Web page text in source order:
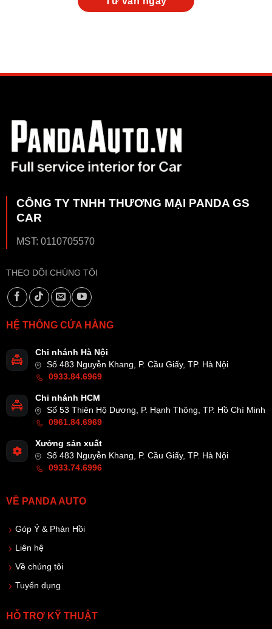
CÔNG TY TNHH THƯƠNG MẠI PANDA GS
CAR
MST: 0110705570
THEO DÕI CHÚNG TÔI
HỆ THỐNG CỬA HÀNG
Chi nhánh Hà Nội
Số 483 Nguyễn Khang, P. Cầu Giấy, TP. Hà Nội
0933.84.6969
Chi nhánh HCM
Số 53 Thiên Hộ Dương, P. Hạnh Thông, TP. Hồ Chí Minh
0961.84.6969
Xưởng sản xuất
Số 483 Nguyễn Khang, P. Cầu Giấy, TP. Hà Nội
0933.74.6996
VỀ PANDA AUTO
Góp Ý & Phản Hồi
Liên hệ
Về chúng tôi
Tuyển dụng
HỖ TRỢ KỸ THUẬT